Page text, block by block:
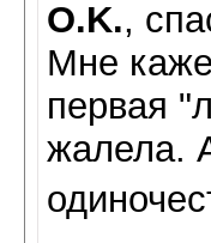
O.K.,
Мне
первая
жалела.